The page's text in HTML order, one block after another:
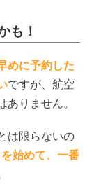
も！
めに予約した
ですが、航空
ありません。
は限らないの
始めて、一番